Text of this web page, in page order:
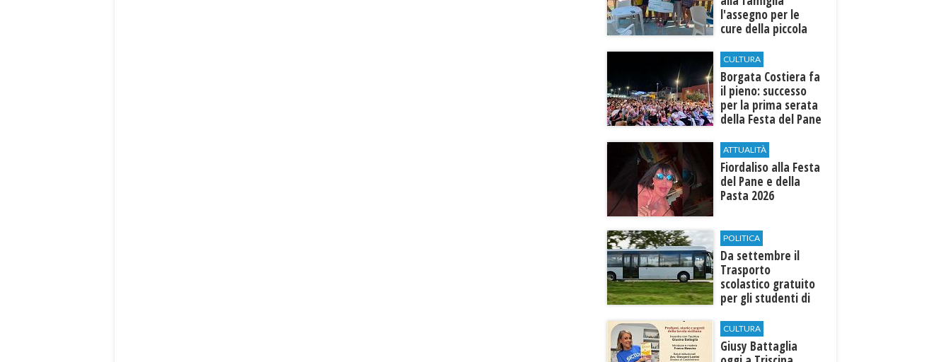
l'assegno per le
cure della piccola
CULTURA
​Borgata Costiera fa
il pieno: successo
per la prima serata
della Festa del Pane
ATTUALITÀ
Fiordaliso alla Festa
del Pane e della
Pasta 2026
POLITICA
Da settembre il
Trasporto
scolastico gratuito
per gli studenti di
CULTURA
Giusy Battaglia